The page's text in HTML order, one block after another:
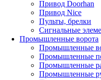
Привод Doorhan
Привод Nice
Пульты, брелки
Сигнальные
Промышленные ворота
Промышленные
Промышленные
Промышленные
Промышленные